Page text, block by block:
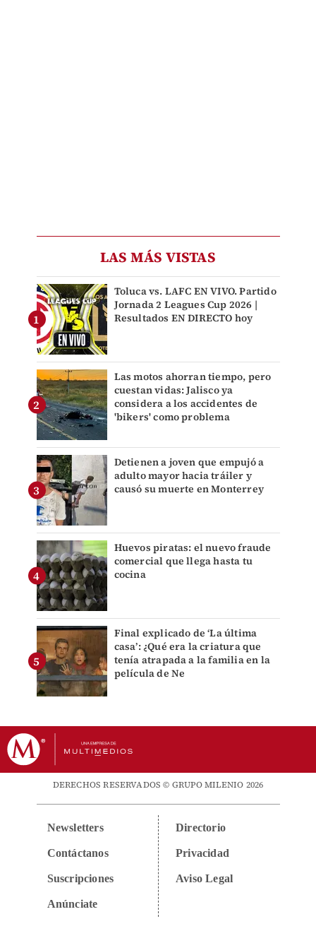
LAS MÁS VISTAS
Toluca vs. LAFC EN VIVO. Partido
Jornada 2 Leagues Cup 2026 |
Resultados EN DIRECTO hoy
Las motos ahorran tiempo, pero
cuestan vidas: Jalisco ya
considera a los accidentes de
'bikers' como problema
Detienen a joven que empujó a
adulto mayor hacia tráiler y
causó su muerte en Monterrey
Huevos piratas: el nuevo fraude
comercial que llega hasta tu
cocina
Final explicado de ‘La última
casa’: ¿Qué era la criatura que
tenía atrapada a la familia en la
película de Ne
DERECHOS RESERVADOS © GRUPO MILENIO 2026
Newsletters
Contáctanos
Suscripciones
Anúnciate
Directorio
Privacidad
Aviso Legal